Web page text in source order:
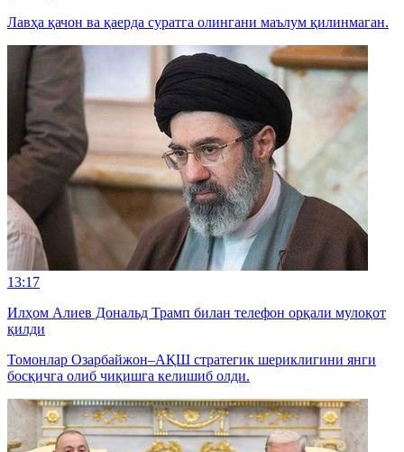
Лавҳа қачон ва қаерда суратга олингани маълум қилинмаган.
13:17
Илҳом Алиев Дональд Трамп билан телефон орқали мулоқот
қилди
Томонлар Озарбайжон–АҚШ стратегик шериклигини янги
босқичга олиб чиқишга келишиб олди.